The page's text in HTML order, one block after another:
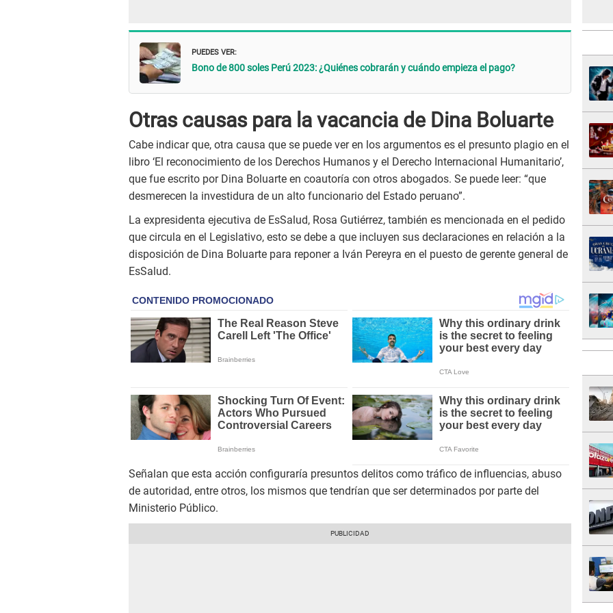
PUEDES VER:
Bono de 800 soles Perú 2023: ¿Quiénes cobrarán y cuándo empieza el pago?
Otras causas para la vacancia de Dina Boluarte
Cabe indicar que, otra causa que se puede ver en los argumentos es el presunto plagio en el
libro ‘El reconocimiento de los Derechos Humanos y el Derecho Internacional Humanitario’,
que fue escrito por Dina Boluarte en coautoría con otros abogados. Se puede leer: “que
desmerecen la investidura de un alto funcionario del Estado peruano”.
La expresidenta ejecutiva de EsSalud, Rosa Gutiérrez, también es mencionada en el pedido
que circula en el Legislativo, esto se debe a que incluyen sus declaraciones en relación a la
disposición de Dina Boluarte para reponer a Iván Pereyra en el puesto de gerente general de
EsSalud.
Señalan que esta acción configuraría presuntos delitos como tráfico de influencias, abuso
de autoridad, entre otros, los mismos que tendrían que ser determinados por parte del
Ministerio Público.